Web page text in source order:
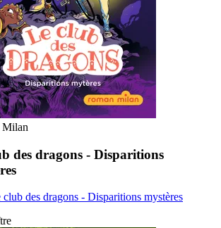
Milan
des dragons - Disparitions
des dragons - Disparitions mystères